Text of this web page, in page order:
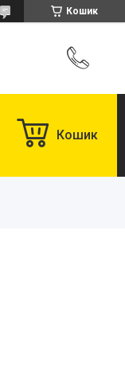
Кошик
Кошик